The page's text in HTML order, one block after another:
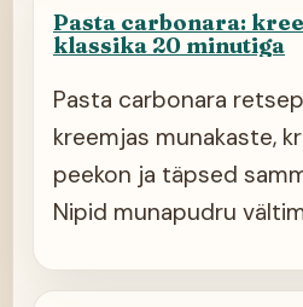
Pasta carbonara:
klassika 20 minutiga
Pasta carbonara
kreemjas munakaste,
peekon ja täpsed
Nipid munapudru
poodidest.